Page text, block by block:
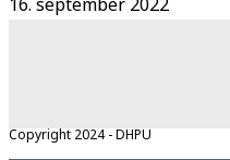
Copyright 2024 - DHPU